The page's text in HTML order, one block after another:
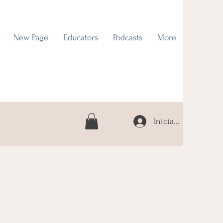
New Page Educators Podcasts More
Iniciar sesión